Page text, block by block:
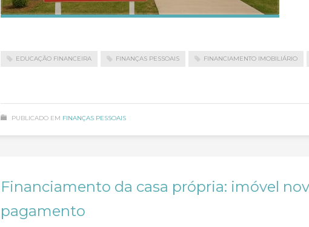
EDUCAÇÃO FINANCEIRA FINANÇAS PESSOAIS FINANCIAMENTO IMOBILIÁRIO
PUBLICADO EM FINANÇAS PESSOAIS
Financiamento da casa própria: imóvel
pagamento